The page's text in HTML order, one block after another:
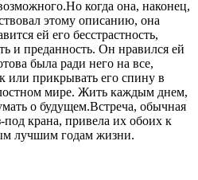
когда она, наконец,
этому описанию, она
ей его бесстрастность,
и преданность. Он нравился ей
была ради него на все,
или прикрывать его спину в
мире. Жить каждым днем,
о будущем.Встреча, обычная
под крана, привела их обоих к
лучшим годам жизни.